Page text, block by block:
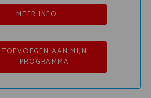
MEER INFO
TOEVOEGEN AAN MIJN
PROGRAMMA